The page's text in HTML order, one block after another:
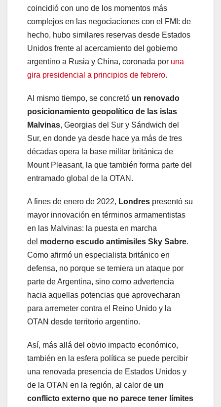
coincidió con uno de los momentos más
complejos en las negociaciones con el FMI: de
hecho, hubo similares reservas desde Estados
Unidos frente al acercamiento del gobierno
argentino a Rusia y China, coronada por una
gira presidencial a principios de febrero.
Al mismo tiempo, se concretó un renovado
posicionamiento geopolítico de las islas
Malvinas, Georgias del Sur y Sándwich del
Sur, en donde ya desde hace ya más de tres
décadas opera la base militar británica de
Mount Pleasant, la que también forma parte del
entramado global de la OTAN.
A fines de enero de 2022, Londres presentó su
mayor innovación en términos armamentistas
en las Malvinas: la puesta en marcha
del moderno escudo antimisiles Sky Sabre.
Como afirmó un especialista británico en
defensa, no porque se temiera un ataque por
parte de Argentina, sino como advertencia
hacia aquellas potencias que aprovecharan
para arremeter contra el Reino Unido y la
OTAN desde territorio argentino.
Así, más allá del obvio impacto económico,
también en la esfera política se puede percibir
una renovada presencia de Estados Unidos y
de la OTAN en la región, al calor de un
conflicto externo que no parece tener límites